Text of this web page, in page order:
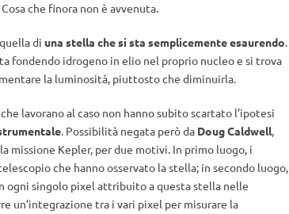
che finora non è avvenuta.
di una stella che si sta semplicemente esaurendo.
fondendo idrogeno in elio nel proprio nucleo e si trova
la luminosità, piuttosto che diminuirla.
lavorano al caso non hanno subito scartato l’ipotesi
. Possibilità negata però da Doug Caldwell,
Kepler, per due motivi. In primo luogo, i
che hanno osservato la stella; in secondo luogo,
ogni singolo pixel attribuito a questa stella nelle
un’integrazione tra i vari pixel per misurare la